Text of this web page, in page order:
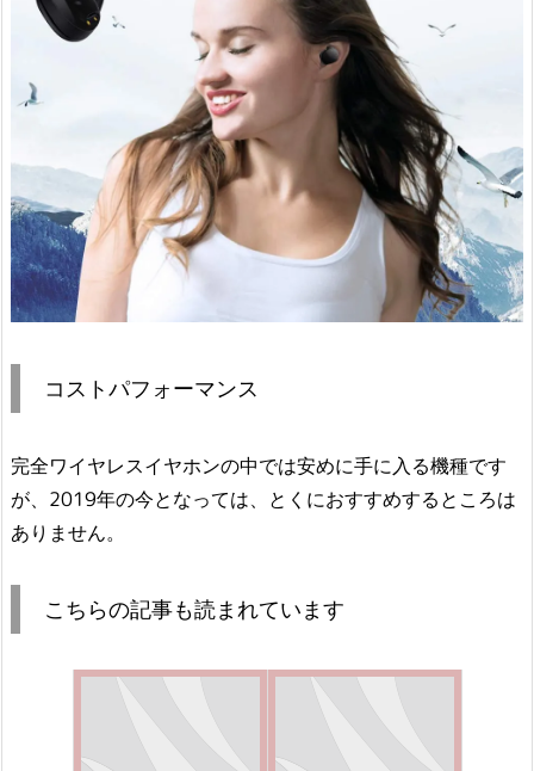
コストパフォーマンス
完全ワイヤレスイヤホンの中では安めに手に入る機種です
が、2019年の今となっては、とくにおすすめするところは
ありません。
こちらの記事も読まれています